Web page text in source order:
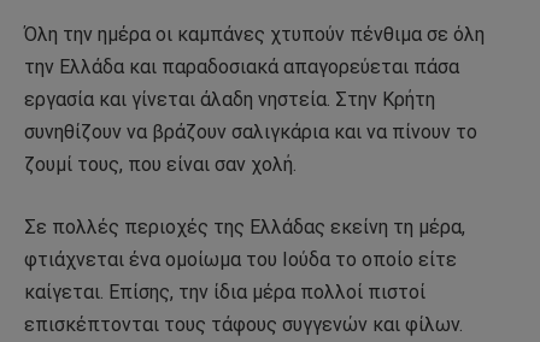
Όλη την ημέρα οι καμπάνες χτυπούν πένθιμα σε όλη
την Ελλάδα και παραδοσιακά απαγορεύεται πάσα
εργασία και γίνεται άλαδη νηστεία. Στην Κρήτη
συνηθίζουν να βράζουν σαλιγκάρια και να πίνουν το
ζουμί τους, που είναι σαν χολή.
Σε πολλές περιοχές της Ελλάδας εκείνη τη μέρα,
φτιάχνεται ένα ομοίωμα του Ιούδα το οποίο είτε
καίγεται. Επίσης, την ίδια μέρα πολλοί πιστοί
επισκέπτονται τους τάφους συγγενών και φίλων.